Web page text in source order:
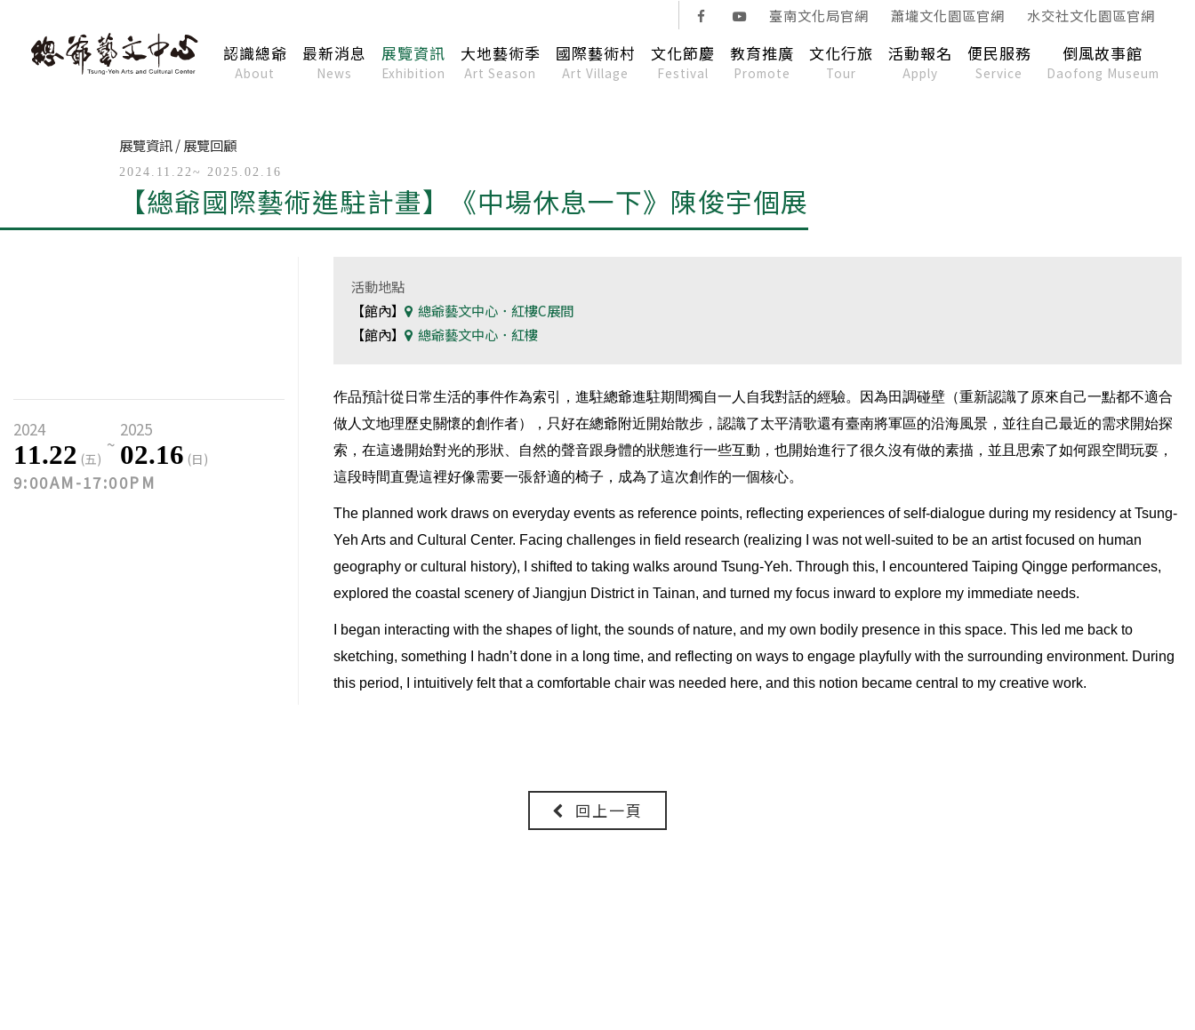
臺南文化局官網 蕭壠文化園區官網 水交社文化園區官網
認識總爺
About
最新消息
News
展覽資訊
Exhibition
大地藝術季
Art Season
國際藝術村
Art Village
文化節慶
Festival
教育推廣
Promote
文化行旅
Tour
活動報名
Apply
便民服務
Service
倒風故事館
Daofong Museum
展覽資訊 / 展覽回顧
2024.11.22~ 2025.02.16
【總爺國際藝術進駐計畫】《中場休息一下》陳俊宇個展
2024
11.22 (五)
~
2025
02.16 (日)
9:00AM-17:00PM
活動地點
【館內】
總爺藝文中心．紅樓C展間
【館內】
總爺藝文中心．紅樓
作品預計從日常生活的事件作為索引，進駐總爺進駐期間獨自一人自我對話的經驗。因為田調碰壁（重新認識了原來自己一點都不適合
做人文地理歷史關懷的創作者），只好在總爺附近開始散步，認識了太平清歌還有臺南將軍區的沿海風景，並往自己最近的需求開始探
索，在這邊開始對光的形狀、自然的聲音跟身體的狀態進行一些互動，也開始進行了很久沒有做的素描，並且思索了如何跟空間玩耍，
這段時間直覺這裡好像需要一張舒適的椅子，成為了這次創作的一個核心。
The planned work draws on everyday events as reference points, reflecting experiences of self-dialogue during my residency at Tsung-
Yeh Arts and Cultural Center. Facing challenges in field research (realizing I was not well-suited to be an artist focused on human
geography or cultural history), I shifted to taking walks around Tsung-Yeh. Through this, I encountered Taiping Qingge performances,
explored the coastal scenery of Jiangjun District in Tainan, and turned my focus inward to explore my immediate needs.
I began interacting with the shapes of light, the sounds of nature, and my own bodily presence in this space. This led me back to
sketching, something I hadn’t done in a long time, and reflecting on ways to engage playfully with the surrounding environment. During
this period, I intuitively felt that a comfortable chair was needed here, and this notion became central to my creative work.
回上一頁